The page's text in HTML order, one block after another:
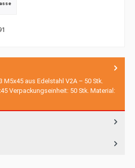
M5x45 aus Edelstahl V2A – 50 Stk.
Verpackungseinheit: 50 Stk. Material: